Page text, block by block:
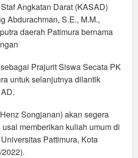
Angkatan Darat (KASAD)
Abdurachman, S.E., M.M.,
daerah Patimura bernama
Prajurit Siswa Secata PK
untuk selanjutnya dilantik
Songjanan) akan segera
usai memberikan kuliah umum di
Pattimura, Kota